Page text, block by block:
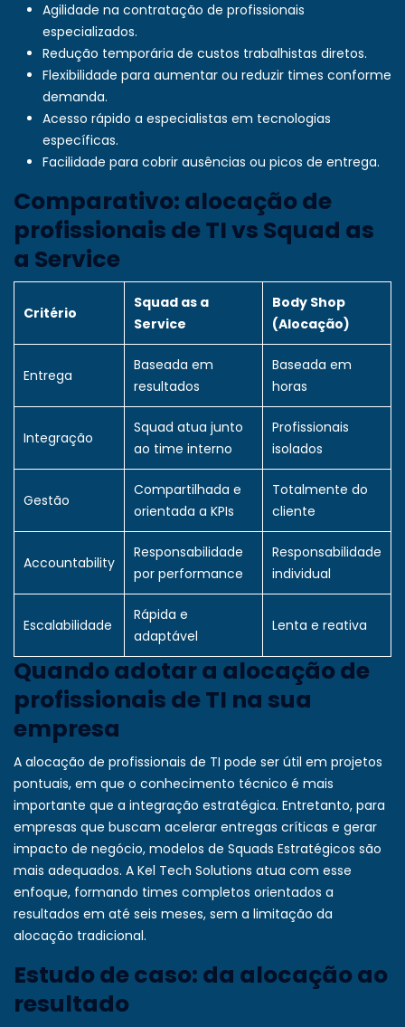
Agilidade na contratação de profissionais
especializados.
Redução temporária de custos trabalhistas diretos.
Flexibilidade para aumentar ou reduzir times conforme
demanda.
Acesso rápido a especialistas em tecnologias
específicas.
Facilidade para cobrir ausências ou picos de entrega.
Comparativo: alocação de
profissionais de TI vs Squad as
a Service
Critério
Squad as a
Service
Body Shop
(Alocação)
Entrega
Baseada em
resultados
Baseada em
horas
Integração
Squad atua junto
ao time interno
Profissionais
isolados
Gestão
Compartilhada e
orientada a KPIs
Totalmente do
cliente
Accountability
Responsabilidade
por performance
Responsabilidade
individual
Escalabilidade
Rápida e
adaptável
Lenta e reativa
Quando adotar a alocação de
profissionais de TI na sua
empresa
A alocação de profissionais de TI pode ser útil em projetos
pontuais, em que o conhecimento técnico é mais
importante que a integração estratégica. Entretanto, para
empresas que buscam acelerar entregas críticas e gerar
impacto de negócio, modelos de Squads Estratégicos são
mais adequados. A Kel Tech Solutions atua com esse
enfoque, formando times completos orientados a
resultados em até seis meses, sem a limitação da
alocação tradicional.
Estudo de caso: da alocação ao
resultado